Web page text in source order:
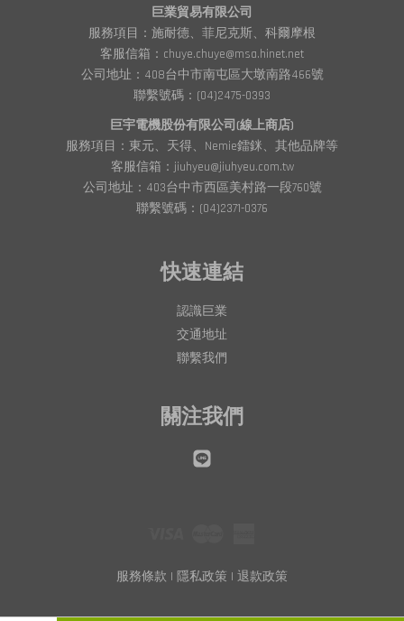
巨業貿易有限公司
服務項目：施耐德、菲尼克斯、科爾摩根
客服信箱：chuye.chuye@msa.hinet.net
公司地址：408台中市南屯區大墩南路466號
聯繫號碼：(04)2475-0393
巨宇電機股份有限公司(線上商店)
服務項目：東元、天得、Nemie鐳銤、其他品牌等
客服信箱：jiuhyeu@jiuhyeu.com.tw
公司地址：403台中市西區美村路一段760號
聯繫號碼：(04)2371-0376
快速連結
認識巨業
交通地址
聯繫我們
關注我們
服務條款 | 隱私政策 | 退款政策